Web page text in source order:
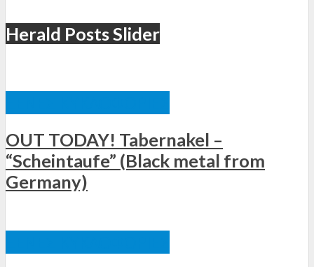
Herald Posts Slider
OUT TODAY! Tabernakel –
“Scheintaufe” (Black metal from
Germany)